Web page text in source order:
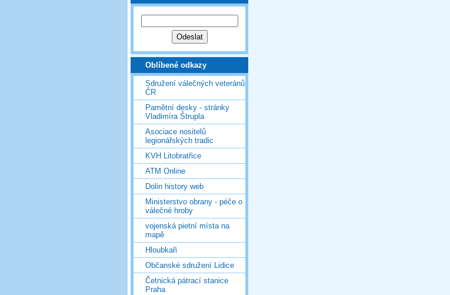
Oblíbené odkazy
Sdružení válečných veteránů
ČR
Pamětní desky - stránky
Vladimíra Štrupla
Asociace nositelů
legionářských tradic
KVH Litobratřice
ATM Online
Dolin history web
Ministerstvo obrany - péče o
válečné hroby
vojenská pietní místa na
mapě
Hloubkaři
Občanské sdružení Lidice
Četnická pátrací stanice
Praha